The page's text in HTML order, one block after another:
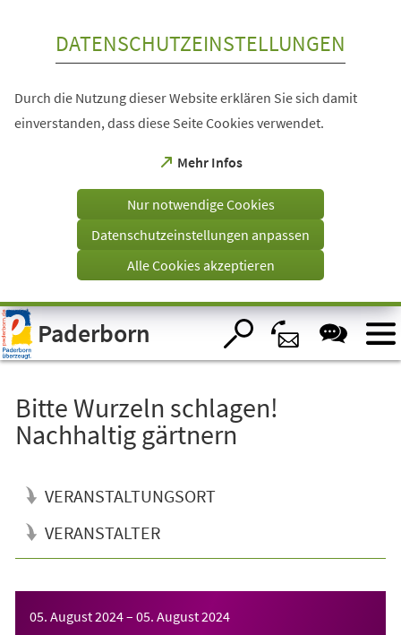
Visuelle
Assistenzsoftware
öffnen.
DATENSCHUTZEINSTELLUNGEN
Durch die Nutzung dieser Website erklären Sie sich damit
einverstanden, dass diese Seite Cookies verwendet.
Mehr Infos
(Öffnet
einem
Tab)
Nur notwendige Cookies
Datenschutzeinstellungen anpassen
Alle Cookies akzeptieren
Paderborn
Bitte Wurzeln schlagen!
Nachhaltig gärtnern
VERANSTALTUNGSORT
VERANSTALTER
05. August 2024– 05. August 2024